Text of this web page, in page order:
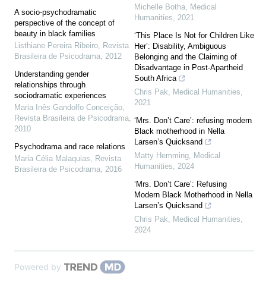
A socio-psychodramatic
perspective of the concept of
beauty in black families
Listhiane Pereira Ribeiro, Revista
Brasileira de Psicodrama, 2012
Understanding gender
relationships through
sociodramatic experiences
Maria Inês Gandolfo Conceição,
Revista Brasileira de Psicodrama,
2010
Psychodrama and race relations
Maria Célia Malaquias, Revista
Brasileira de Psicodrama, 2016
Michelle Botha, Medical
Humanities, 2021
‘This Place Is Not for Children Like
Her’: Disability, Ambiguous
Belonging and the Claiming of
Disadvantage in Post-Apartheid
South Africa
Chris Pak, Medical Humanities,
2021
‘Mrs. Don’t Care’: refusing modern
Black motherhood in Nella
Larsen’s Quicksand
Matty Hemming, Medical
Humanities, 2024
‘Mrs. Don’t Care’: Refusing
Modern Black Motherhood in Nella
Larsen’s Quicksand
Chris Pak, Medical Humanities,
2024
Powered by